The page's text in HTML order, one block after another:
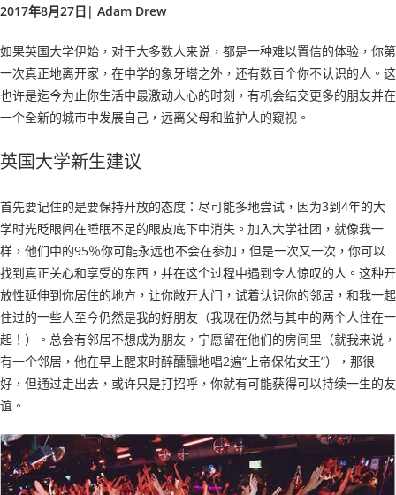
2017年8月27日| Adam Drew
如果英国大学伊始，对于大多数人来说，都是一种难以置信的体验，你第
一次真正地离开家，在中学的象牙塔之外，还有数百个你不认识的人。这
也许是迄今为止你生活中最激动人心的时刻，有机会结交更多的朋友并在
一个全新的城市中发展自己，远离父母和监护人的窥视。
英国大学新生建议
首先要记住的是要保持开放的态度：尽可能多地尝试，因为3到4年的大
学时光眨眼间在睡眠不足的眼皮底下中消失。加入大学社团，就像我一
样，他们中的95％你可能永远也不会在参加，但是一次又一次，你可以
找到真正关心和享受的东西，并在这个过程中遇到令人惊叹的人。这种开
放性延伸到你居住的地方，让你敞开大门，试着认识你的邻居，和我一起
住过的一些人至今仍然是我的好朋友（我现在仍然与其中的两个人住在一
起！）。总会有邻居不想成为朋友，宁愿留在他们的房间里（就我来说，
有一个邻居，他在早上醒来时醉醺醺地唱2遍“上帝保佑女王”），那很
好，但通过走出去，或许只是打招呼，你就有可能获得可以持续一生的友
谊。